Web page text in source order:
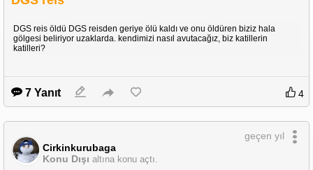
DGS reis öldü DGS reisden geriye ölü kaldı ve onu öldüren biziz hala
gölgesi beliriyor uzaklarda. kendimizi nasıl avutacağız, biz katillerin
katilleri?
7 Yanıt 4
Cirkinkurubaga
Konu Dışı altına konu açtı.
geçen yıl